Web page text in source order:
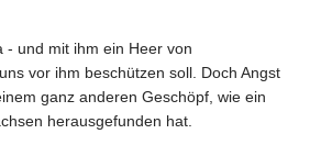
- und mit ihm ein Heer von
vor ihm beschützen soll. Doch Angst
ganz anderen Geschöpf, wie ein
herausgefunden hat.